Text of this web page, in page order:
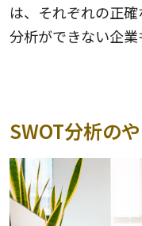
は、それぞれの正
分析ができない企業
SWOT分析の